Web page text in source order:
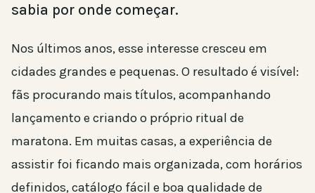
sabia por onde começar.
Nos últimos anos, esse interesse cresceu em
cidades grandes e pequenas. O resultado é visível:
fãs procurando mais títulos, acompanhando
lançamento e criando o próprio ritual de
maratona. Em muitas casas, a experiência de
assistir foi ficando mais organizada, com horários
definidos, catálogo fácil e boa qualidade de